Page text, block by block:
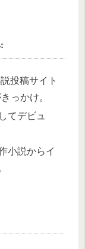
投稿サイト
っかけ。
てデビュ
小説からイ